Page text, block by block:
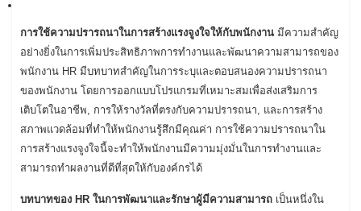
การใช้ความปรารถนาในการสร้างแรงจูงใจให้กับพนักงาน มีความสำคัญ
อย่างยิ่งในการเพิ่มประสิทธิภาพการทำงานและพัฒนาความสามารถของ
พนักงาน HR มีบทบาทสำคัญในการระบุและตอบสนองความปรารถนา
ของพนักงาน โดยการออกแบบโปรแกรมที่เหมาะสมเพื่อส่งเสริมการ
เติบโตในอาชีพ, การให้รางวัลที่ตรงกับความปรารถนา, และการสร้าง
สภาพแวดล้อมที่ทำให้พนักงานรู้สึกมีคุณค่า การใช้ความปรารถนาใน
การสร้างแรงจูงใจนี้จะทำให้พนักงานมีความมุ่งมั่นในการทำงานและ
สามารถทำผลงานที่ดีที่สุดให้กับองค์กรได้
บทบาทของ HR ในการพัฒนาและรักษาผู้มีความสามารถ เป็นหนึ่งใน